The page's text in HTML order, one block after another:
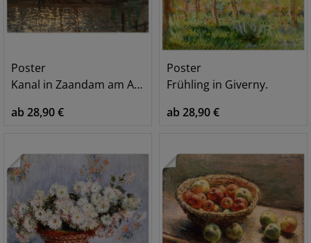
Poster
Kanal in Zaandam am Abend. 1871
ab 28,90 €
Poster
Frühling in Giverny.
ab 28,90 €